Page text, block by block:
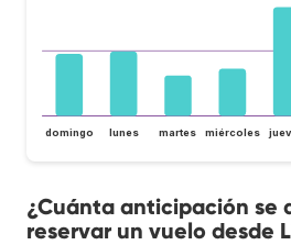
domingo lunes martes miércoles
¿Cuánta anticipación se
reservar un vuelo desde